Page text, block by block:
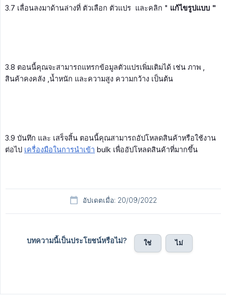
3.7 เลื่อนลงมาด้านล่างที่ ตัวเลือก ตัวแปร และคลิก " แก้ไขรูปแบบ "
3.8 ตอนนี้คุณจะสามารถแทรกข้อมูลตัวแปรเพิ่มเติมได้ เช่น ภาพ ,
สินค้าคงคลัง ,น้ำหนัก และความสูง ความกว้าง เป็นต้น
3.9 บันทึก และ เสร็จสิ้น ตอนนี้คุณสามารถอัปโหลดสินค้าหรือใช้งาน
ต่อไป เครื่องมือในการนำเข้า bulk เพื่ออัปโหลดสินค้าที่มากขึ้น
อัปเดตเมื่อ: 20/09/2022
บทความนี้เป็นประโยชน์หรือไม่? ใช่ ไม่